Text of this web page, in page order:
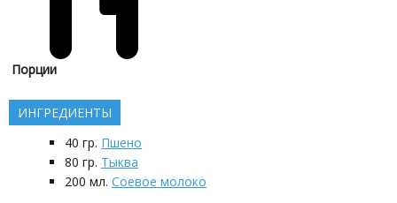
Порции
ИНГРЕДИЕНТЫ
40 гр. Пшено
80 гр. Тыква
200 мл. Соевое молоко